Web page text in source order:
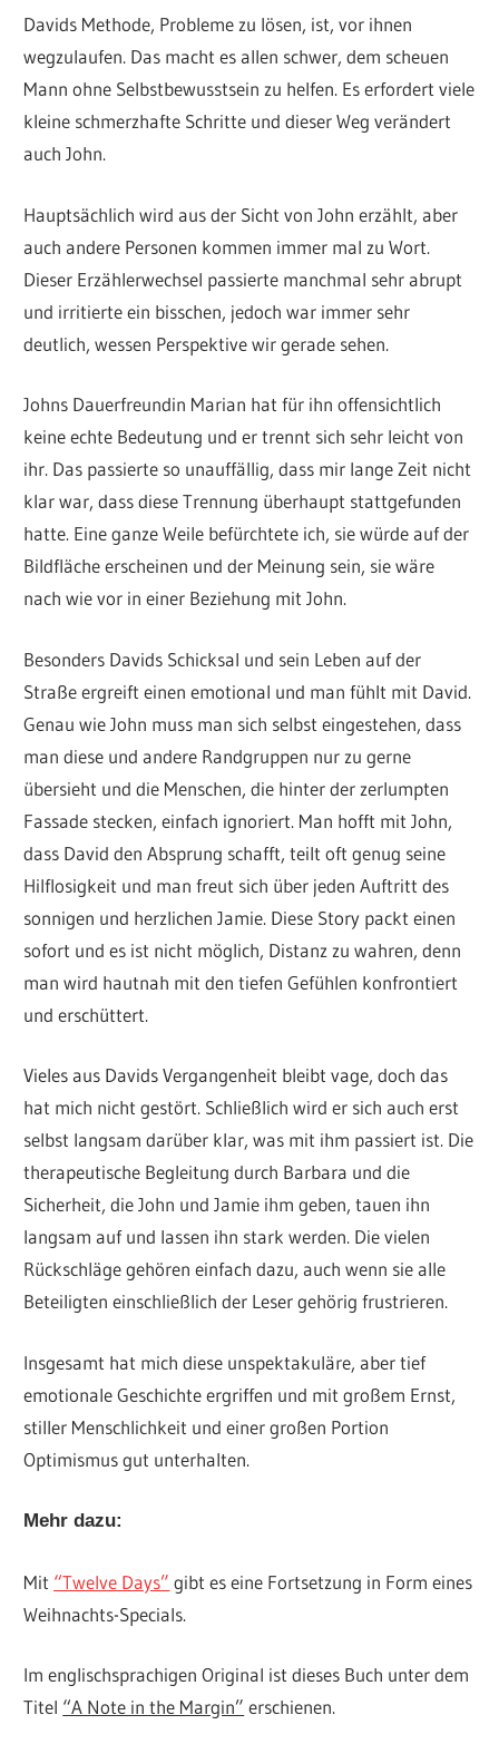
Davids Methode, Probleme zu lösen, ist, vor ihnen
wegzulaufen. Das macht es allen schwer, dem scheuen
Mann ohne Selbstbewusstsein zu helfen. Es erfordert viele
kleine schmerzhafte Schritte und dieser Weg verändert
auch John.
Hauptsächlich wird aus der Sicht von John erzählt, aber
auch andere Personen kommen immer mal zu Wort.
Dieser Erzählerwechsel passierte manchmal sehr abrupt
und irritierte ein bisschen, jedoch war immer sehr
deutlich, wessen Perspektive wir gerade sehen.
Johns Dauerfreundin Marian hat für ihn offensichtlich
keine echte Bedeutung und er trennt sich sehr leicht von
ihr. Das passierte so unauffällig, dass mir lange Zeit nicht
klar war, dass diese Trennung überhaupt stattgefunden
hatte. Eine ganze Weile befürchtete ich, sie würde auf der
Bildfläche erscheinen und der Meinung sein, sie wäre
nach wie vor in einer Beziehung mit John.
Besonders Davids Schicksal und sein Leben auf der
Straße ergreift einen emotional und man fühlt mit David.
Genau wie John muss man sich selbst eingestehen, dass
man diese und andere Randgruppen nur zu gerne
übersieht und die Menschen, die hinter der zerlumpten
Fassade stecken, einfach ignoriert. Man hofft mit John,
dass David den Absprung schafft, teilt oft genug seine
Hilflosigkeit und man freut sich über jeden Auftritt des
sonnigen und herzlichen Jamie. Diese Story packt einen
sofort und es ist nicht möglich, Distanz zu wahren, denn
man wird hautnah mit den tiefen Gefühlen konfrontiert
und erschüttert.
Vieles aus Davids Vergangenheit bleibt vage, doch das
hat mich nicht gestört. Schließlich wird er sich auch erst
selbst langsam darüber klar, was mit ihm passiert ist. Die
therapeutische Begleitung durch Barbara und die
Sicherheit, die John und Jamie ihm geben, tauen ihn
langsam auf und lassen ihn stark werden. Die vielen
Rückschläge gehören einfach dazu, auch wenn sie alle
Beteiligten einschließlich der Leser gehörig frustrieren.
Insgesamt hat mich diese unspektakuläre, aber tief
emotionale Geschichte ergriffen und mit großem Ernst,
stiller Menschlichkeit und einer großen Portion
Optimismus gut unterhalten.
Mehr dazu:
Mit “Twelve Days” gibt es eine Fortsetzung in Form eines
Weihnachts-Specials.
Im englischsprachigen Original ist dieses Buch unter dem
Titel “A Note in the Margin” erschienen.